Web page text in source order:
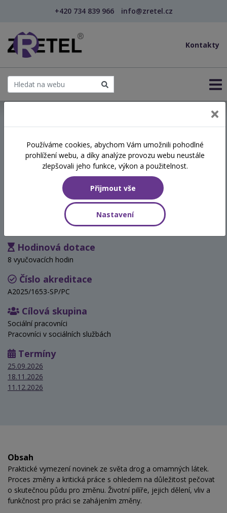
+420 734 839 966 info@zretel.cz
Kontakty
Závislosti na drogách a
alkoholu - změna, léčba a
abstinence pohledem
pracovnice z praxe
Hodinová dotace
8 vyučovacích hodin
Číslo akreditace
A2025/1653-SP/PC
Cílová skupina
Sociální pracovníci
Pracovníci v sociálních službách
Termíny
25.09.2026
18.11.2026
11.12.2026
Obsah
Praktické vymezení novinek ze světa drog a omamných látek.
Proces změny a kritická práce s ohledem na důležitost pečovat
o skutečnou půdu pro změnu. Životní pilíře, jejich dělení, vliv a
funkčnost pro práci se zahájením změny.
Používáme cookies, abychom Vám umožnili pohodlné
prohlížení webu, a díky analýze provozu webu neustále
zlepšovali jeho funkce, výkon a použitelnost.
Přijmout vše
Nastavení